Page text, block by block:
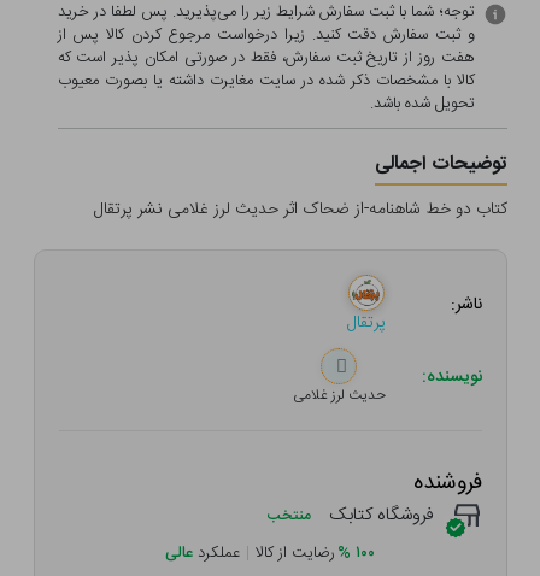
توجه؛ شما با ثبت سفارش شرایط زیر را می‌پذیرید. پس لطفا در خرید
و ثبت سفارش دقت کنید. زیرا درخواست مرجوع کردن کالا پس از
هفت روز از تاریخ ثبت سفارش، فقط در صورتی امکان پذیر است که
کالا با مشخصات ذکر شده در سایت مغایرت داشته یا بصورت معيوب
تحویل شده باشد.
توضیحات اجمالی
کتاب دو خط شاهنامه-از ضحاک اثر حدیث لرز غلامی نشر پرتقال
ناشر:
پرتقال
نویسنده:
حدیث لرز غلامی
فروشنده
فروشگاه کتابک منتخب
۱۰۰ %رضایت از کالا | عملکرد عالی